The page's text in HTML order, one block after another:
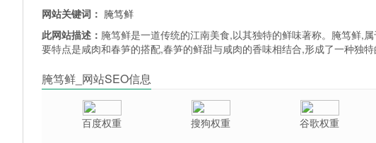
网站关键词： 腌笃鲜
此网站描述： 腌笃鲜是一道传统的江南美食,以其独特的鲜味著称。腌笃鲜,
要特点是咸肉和春笋的搭配,春笋的鲜甜与咸肉的香味相结合,形成了一种独特
腌笃鲜_网站SEO信息
百度权重 搜狗权重 谷歌权重